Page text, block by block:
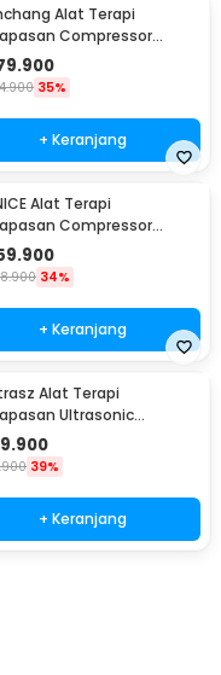
Alat Terapi
Compressor
Inhaler Atomizer -
35%
+ Keranjang
Alat Terapi
Compressor
Inhaler Atomizer -
300S34%
+ Keranjang
Alat Terapi
Ultrasonic
Inhaler Atomizer -
39%
+ Keranjang